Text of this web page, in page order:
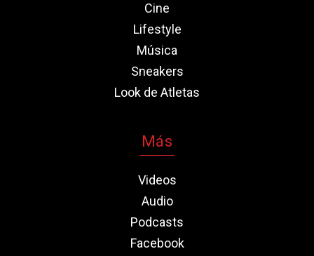
Cine
Lifestyle
Música
Sneakers
Look de Atletas
Más
Videos
Audio
Podcasts
Facebook